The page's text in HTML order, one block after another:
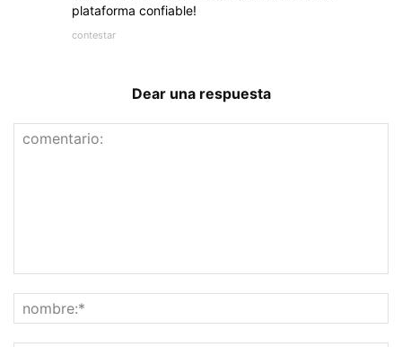
plataforma confiable!
contestar
Dear una respuesta